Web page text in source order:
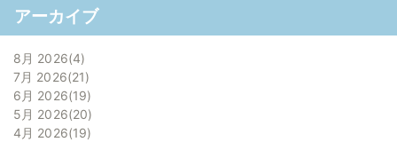
アーカイブ
8月 2026 4
7月 2026 21
6月 2026 19
5月 2026 20
4月 2026 19